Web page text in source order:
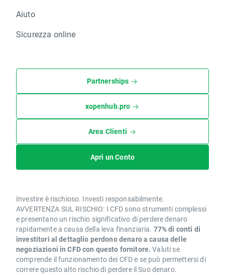
Aiuto
Sicurezza online
Partnerships
xopenhub.pro
Area Clienti
Apri un Conto
Investire è rischioso. Investi responsabilmente.
AVVERTENZA SUL RISCHIO: I CFD sono strumenti complessi
e presentano un rischio significativo di perdere denaro
rapidamente a causa della leva finanziaria. 77% di conti di
investitori al dettaglio perdono denaro a causa delle
negoziazioni in CFD con questo fornitore. Valuti se
comprende il funzionamento dei CFD e se può permettersi di
correre questo alto rischio di perdere il Suo denaro.